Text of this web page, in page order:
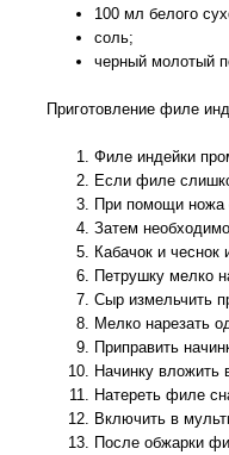
100 мл белого
соль;
черный молотый
Приготовление филе
Филе индейки
Если филе
При помощи ножа
Затем
Кабачок и
Петрушку мелко
Сыр измельчить
Мелко нарезать
Приправить
Начинку вложить
Натереть филе
Включить в
После обжарки